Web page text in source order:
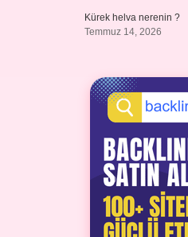
Kürek helva nerenin ?
Temmuz 14, 2026